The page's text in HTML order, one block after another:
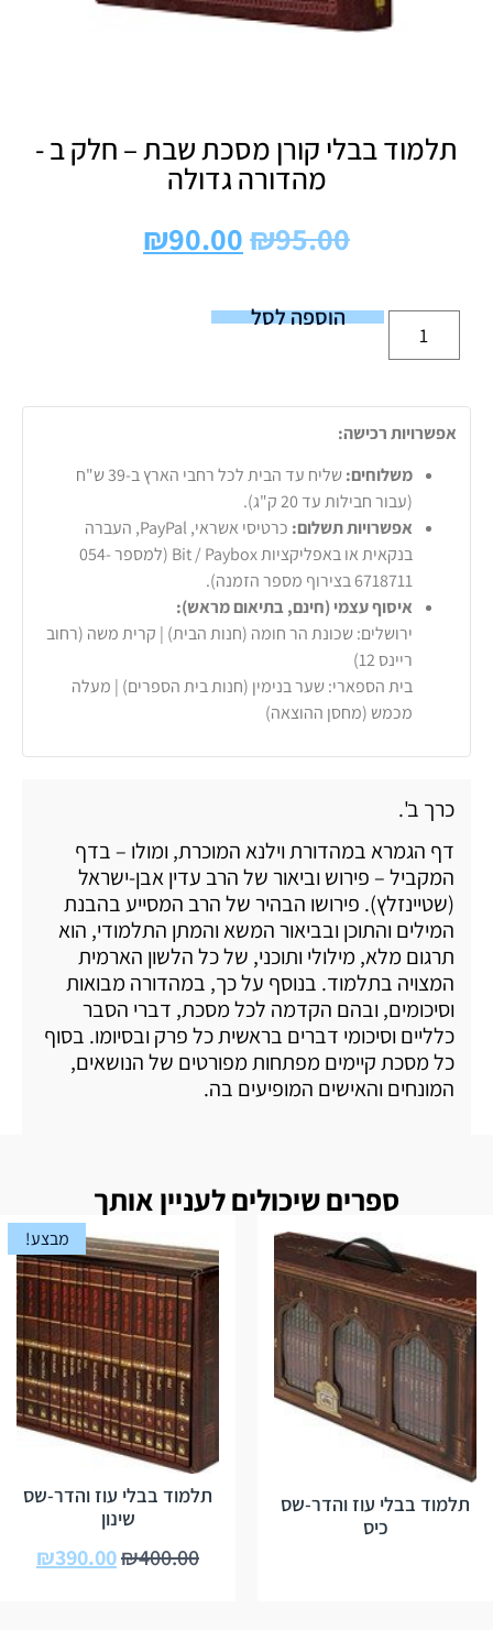
תלמוד בבלי קורן מסכת שבת – חלק ב -
מהדורה גדולה
₪95.00
₪90.00
הוספה לסל
אפשרויות רכישה:
משלוחים:
שליח עד הבית לכל רחבי הארץ ב-39 ש"ח
(עבור חבילות עד 20 ק"ג).
אפשרויות תשלום:
כרטיסי אשראי, PayPal, העברה
בנקאית או באפליקציות Bit / Paybox (למספר 054-
6718711 בצירוף מספר הזמנה).
איסוף עצמי (חינם, בתיאום מראש):
ירושלים: שכונת הר חומה (חנות הבית) | קרית משה (רחוב
ריינס 12)
בית הספארי: שער בנימין (חנות בית הספרים) | מעלה
מכמש (מחסן ההוצאה)
כרך ב'.
דף הגמרא במהדורת וילנא המוכרת, ומולו – בדף
המקביל – פירוש וביאור של הרב עדין אבן-ישראל
(שטיינזלץ). פירושו הבהיר של הרב המסייע בהבנת
המילים והתוכן ובביאור המשא והמתן התלמודי, הוא
תרגום מלא, מילולי ותוכני, של כל הלשון הארמית
המצויה בתלמוד. בנוסף על כך, במהדורה מבואות
וסיכומים, ובהם הקדמה לכל מסכת, דברי הסבר
כלליים וסיכומי דברים בראשית כל פרק ובסיומו. בסוף
כל מסכת קיימים מפתחות מפורטים של הנושאים,
המונחים והאישים המופיעים בה.
ספרים שיכולים לעניין אותך
תלמוד בבלי עוז והדר-שס
כיס
מבצע!
תלמוד בבלי עוז והדר-שס
שינון
₪400.00
₪390.00